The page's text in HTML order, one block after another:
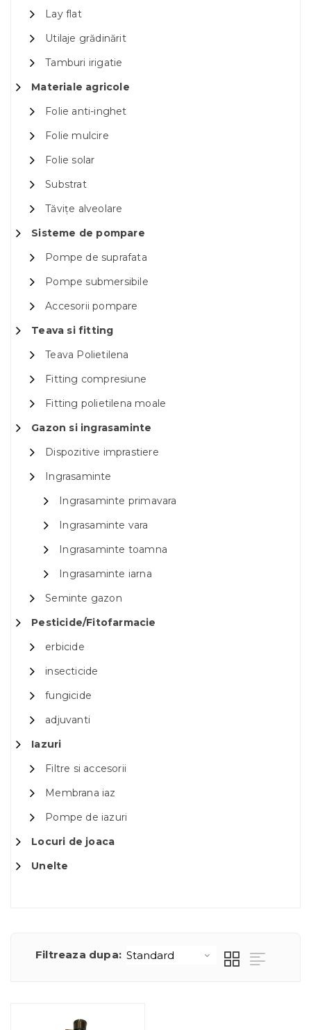
Lay flat
Utilaje grădinărit
Tamburi irigatie
Materiale agricole
Folie anti-inghet
Folie mulcire
Folie solar
Substrat
Tăvițe alveolare
Sisteme de pompare
Pompe de suprafata
Pompe submersibile
Accesorii pompare
Teava si fitting
Teava Polietilena
Fitting compresiune
Fitting polietilena moale
Gazon si ingrasaminte
Dispozitive imprastiere
Ingrasaminte
Ingrasaminte primavara
Ingrasaminte vara
Ingrasaminte toamna
Ingrasaminte iarna
Seminte gazon
Pesticide/Fitofarmacie
erbicide
insecticide
fungicide
adjuvanti
Iazuri
Filtre si accesorii
Membrana iaz
Pompe de iazuri
Locuri de joaca
Unelte
Filtreaza dupa: